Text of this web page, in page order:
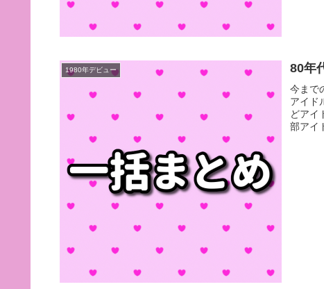
1980年デビュー 80年
今まで
アイド
どアイ
部アイ